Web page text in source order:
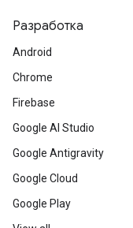
Разработка
Android
Chrome
Firebase
Google AI Studio
Google Antigravity
Google Cloud
Google Play